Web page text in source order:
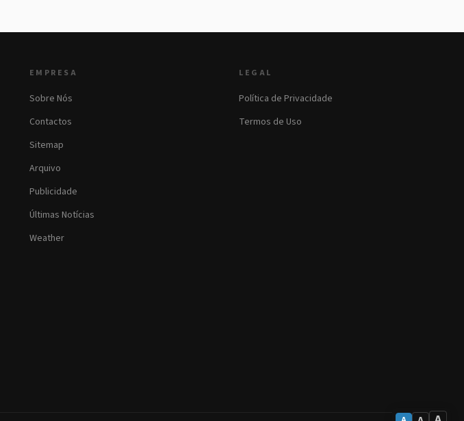
EMPRESA
Sobre Nós
Contactos
Sitemap
Arquivo
Publicidade
Últimas Notícias
Weather
LEGAL
Política de Privacidade
Termos de Uso